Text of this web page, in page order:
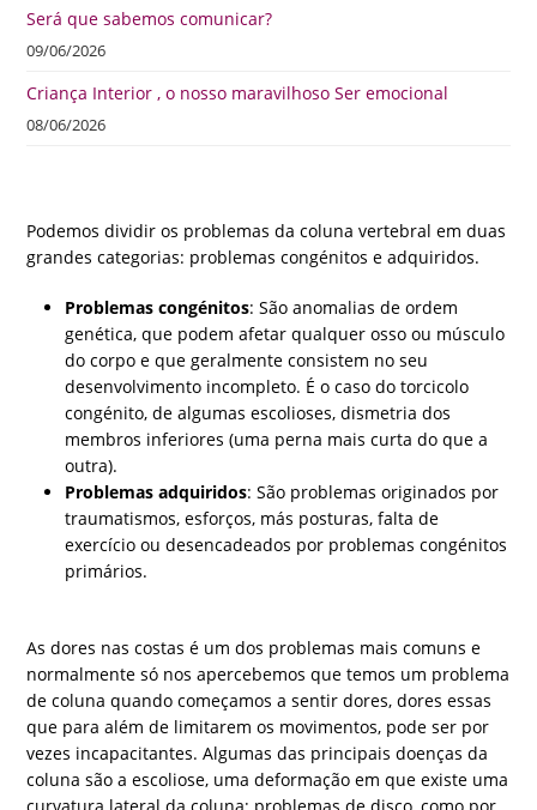
Será que sabemos comunicar?
09/06/2026
Criança Interior , o nosso maravilhoso Ser emocional
08/06/2026
Podemos dividir os problemas da coluna vertebral em duas
grandes categorias: problemas congénitos e adquiridos.
Problemas congénitos: São anomalias de ordem
genética, que podem afetar qualquer osso ou músculo
do corpo e que geralmente consistem no seu
desenvolvimento incompleto. É o caso do torcicolo
congénito, de algumas escolioses, dismetria dos
membros inferiores (uma perna mais curta do que a
outra).
Problemas adquiridos: São problemas originados por
traumatismos, esforços, más posturas, falta de
exercício ou desencadeados por problemas congénitos
primários.
As dores nas costas é um dos problemas mais comuns e
normalmente só nos apercebemos que temos um problema
de coluna quando começamos a sentir dores, dores essas
que para além de limitarem os movimentos, pode ser por
vezes incapacitantes. Algumas das principais doenças da
coluna são a escoliose, uma deformação em que existe uma